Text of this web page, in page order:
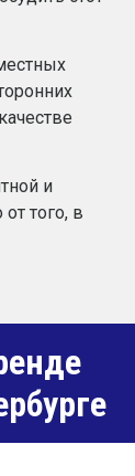
и
того, в